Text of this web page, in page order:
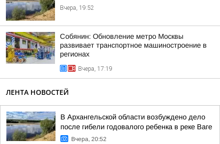
Вчера, 19:52
Собянин: Обновление метро Москвы
развивает транспортное машиностроение в
регионах
Вчера, 17:19
ЛЕНТА НОВОСТЕЙ
В Архангельской области возбуждено дело
после гибели годовалого ребенка в реке Ваге
Вчера, 20:52